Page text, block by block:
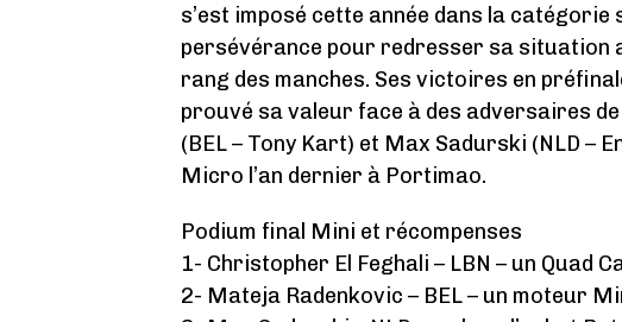
s’est imposé cette année dans la
persévérance pour redresser sa situation
rang des manches. Ses victoires en
prouvé sa valeur face à des adversaires
(BEL – Tony Kart) et Max Sadurski (NLD –
Micro l’an dernier à Portimao.
Podium final Mini et récompenses
1- Christopher El Feghali – LBN – un Quad
2- Mateja Radenkovic – BEL – un moteur